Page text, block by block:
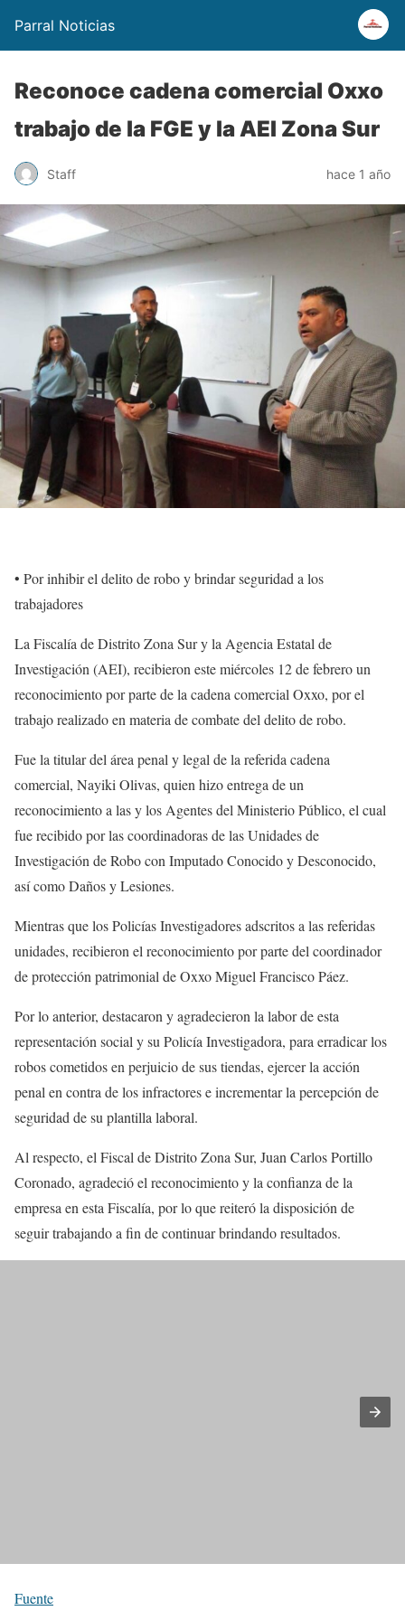
Parral Noticias
Reconoce cadena comercial Oxxo
trabajo de la FGE y la AEI Zona Sur
Staff hace 1 año
• Por inhibir el delito de robo y brindar seguridad a los
trabajadores
La Fiscalía de Distrito Zona Sur y la Agencia Estatal de
Investigación (AEI), recibieron este miércoles 12 de febrero un
reconocimiento por parte de la cadena comercial Oxxo, por el
trabajo realizado en materia de combate del delito de robo.
Fue la titular del área penal y legal de la referida cadena
comercial, Nayiki Olivas, quien hizo entrega de un
reconocimiento a las y los Agentes del Ministerio Público, el cual
fue recibido por las coordinadoras de las Unidades de
Investigación de Robo con Imputado Conocido y Desconocido,
así como Daños y Lesiones.
Mientras que los Policías Investigadores adscritos a las referidas
unidades, recibieron el reconocimiento por parte del coordinador
de protección patrimonial de Oxxo Miguel Francisco Páez.
Por lo anterior, destacaron y agradecieron la labor de esta
representación social y su Policía Investigadora, para erradicar los
robos cometidos en perjuicio de sus tiendas, ejercer la acción
penal en contra de los infractores e incrementar la percepción de
seguridad de su plantilla laboral.
Al respecto, el Fiscal de Distrito Zona Sur, Juan Carlos Portillo
Coronado, agradeció el reconocimiento y la confianza de la
empresa en esta Fiscalía, por lo que reiteró la disposición de
seguir trabajando a fin de continuar brindando resultados.
Fuente